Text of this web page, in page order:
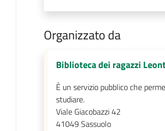
Organizzato da
Biblioteca dei ragazzi
È un servizio pubblico che
studiare.
Viale Giacobazzi 42
41049 Sassuolo